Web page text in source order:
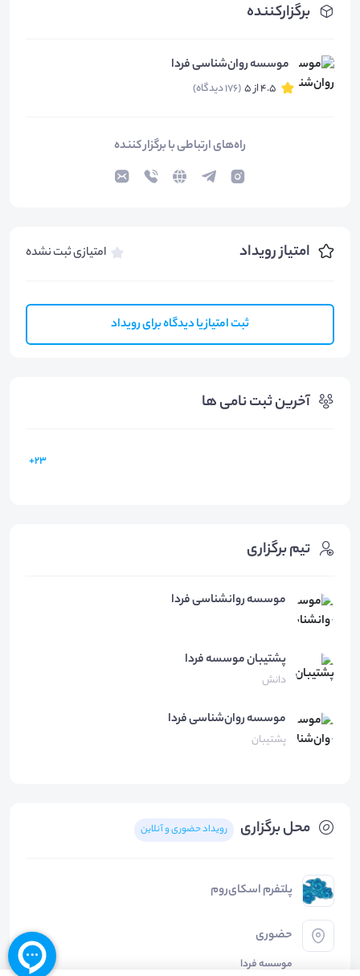
برگزارکننده
موسسه روان‌شناسی فردا
4.5 از 5 (176 دیدگاه)
راه‌های ارتباطی با برگزار کننده
امتیاز رویداد امتیازی ثبت نشده
ثبت امتیاز یا دیدگاه برای رویداد
آخرین ثبت نامی ها
23+
محل برگزاری رویداد حضوری و آنلاین
پلتفرم اسکای‌روم
حضوری
موسسه فردا
تیم برگزاری
موسسه روانشناسی فردا
پشتیبانموسسه فردا
دانش
موسسه روان‌شناسیفردا
پشتیبان